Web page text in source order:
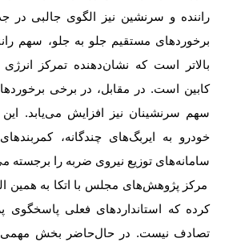
راننده و سرنشین نیز الگوی جالبی در
برخوردهای مستقیم جلو به جلو، سهم
بالاتر است که نشان‌دهنده تمرکز
کابین است. در مقابل، در برخی
سهم سرنشینان نیز افزایش می‌یابد.
خودرو به ایربگ‌های چندگانه،
سامانه‌های توزیع نیروی ضربه را برجسته
مرکز پژوهش‌های مجلس با اتکا به همین
کرده که استانداردهای فعلی پاسخگوی
تصادف نیست. در حال‌حاضر بخش مهمی